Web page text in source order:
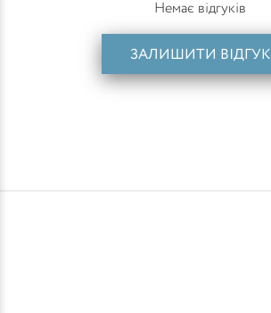
Немає відгуків
ЗАЛИШИТИ ВІДГУК